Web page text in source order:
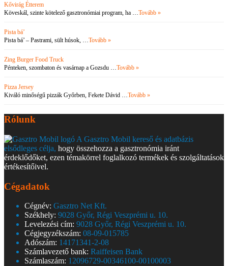
Kővirág Étterem
Köveskál, szinte kötelező gasztronómiai program, ha … Tovább »
Pista bá’
Pista bá’ – Pastrami, sült húsok, … Tovább »
Zing Burger Food Truck
Pénteken, szombaton és vasárnap a Gozsdu … Tovább »
Pizza Jersey
Kiváló minőségű pizzák Győrben, Fekete Dávid … Tovább »
Rólunk
A Gasztro Mobil kereső és adatbázis
elsődleges célja, hogy összehozza a gasztronómia iránt
érdeklődőket, ezen témakörrel foglalkozó termékek és szolgáltatások
értékesítőivel.
Cégadatok
Cégnév: Gasztro Net Kft.
Székhely: 9028 Győr, Régi Veszprémi u. 10.
Levelezési cím: 9028 Győr, Régi Veszprémi u. 10.
Cégjegyzékszám: 08-09-015785
Adószám: 14171341-2-08
Számlavezető bank: Raiffeisen Bank
Számlaszám: 12096729-00346100-00100003